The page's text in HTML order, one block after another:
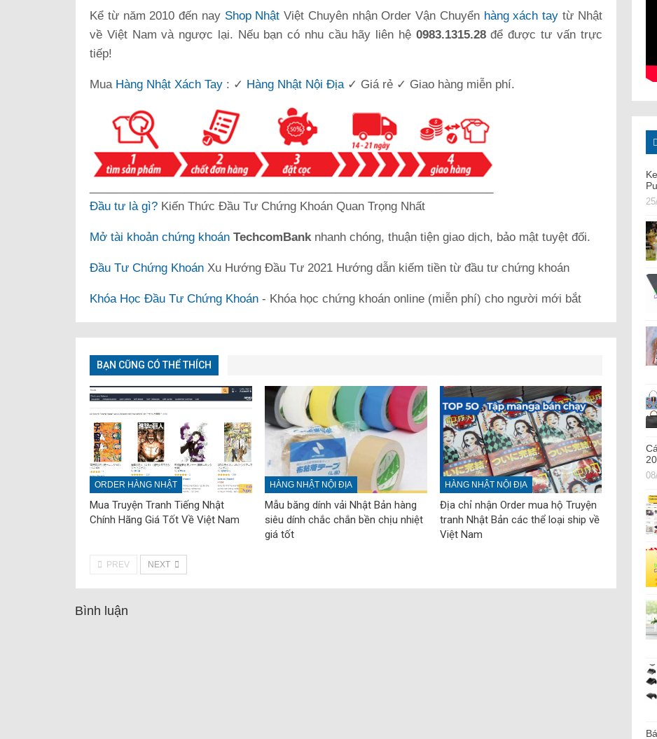
Kể từ năm 2010 đến nay Shop Nhật Việt Chuyên nhận Order Vận Chuyển hàng xách tay từ Nhật
về Việt Nam và ngược lại. Nếu bạn có nhu cầu hãy liên hệ 0983.1315.28để được tư vấn trực
tiếp!
Mua Hàng Nhật Xách Tay : ✓ Hàng Nhật Nội Địa ✓ Giá rẻ ✓ Giao hàng miễn phí.
Đầu tư là gì? Kiến Thức Đầu Tư Chứng Khoán Quan Trọng Nhất
Mở tài khoản chứng khoán TechcomBank nhanh chóng, thuận tiện giao dịch, bảo mật tuyệt đối.
Đầu Tư Chứng Khoán Xu Hướng Đầu Tư 2021 Hướng dẫn kiếm tiền từ đầu tư chứng khoán
Khóa Học Đầu Tư Chứng Khoán - Khóa học chứng khoán online (miễn phí) cho người mới bắt
BẠN CŨNG CÓ THỂ THÍCH
ORDER HÀNG NHẬT
Mua Truyện Tranh Tiếng Nhật
Chính Hãng Giá Tốt Về Việt Nam
HÀNG NHẬT NỘI ĐỊA
Mẫu băng dính vải Nhật Bản hàng
siêu dính chắc chắn bền chịu nhiệt
giá tốt
HÀNG NHẬT NỘI ĐỊA
Địa chỉ nhận Order mua hộ Truyện
tranh Nhật Bản các thể loại ship về
Việt Nam
PREV NEXT
Bình luận